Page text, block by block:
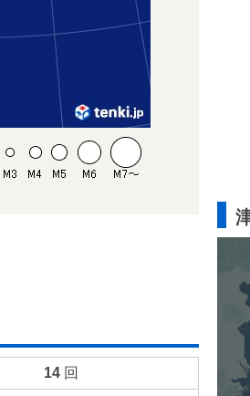
14回